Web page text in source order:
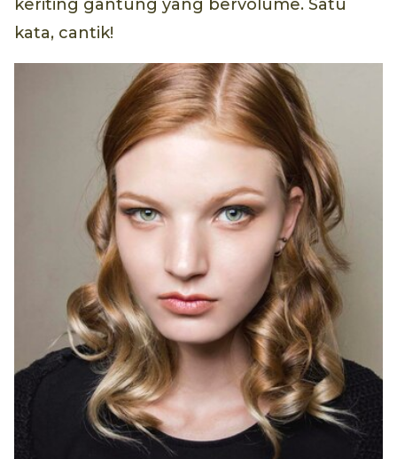
keriting gantung yang bervolume. Satu
kata, cantik!